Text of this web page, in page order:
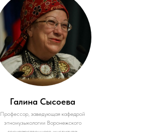
Галина Сысоева
Профессор, заведующая кафедрой
этномузыкологии Воронежского